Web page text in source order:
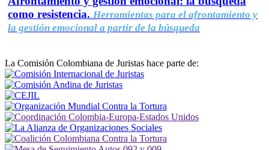
como resistencia. Herramientas para el afrontamiento y
la gestión emocional a partir de la búsqueda
La Comisión Colombiana de Juristas hace parte de: